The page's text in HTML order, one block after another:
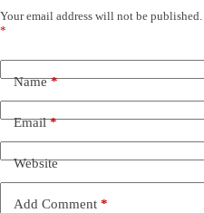
Your email address will not be published.
*
Name*
Email*
Website
Add Comment *